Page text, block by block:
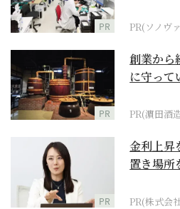
PR PR(ソノヴ
PR
創業から
に守って
PR(濵田酒
PR
金利上昇
置き場所
PR(株式会